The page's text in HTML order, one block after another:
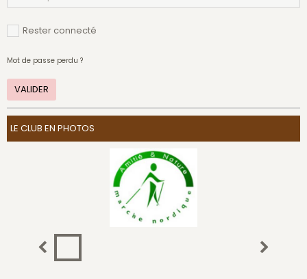
Rester connecté
Mot de passe perdu ?
VALIDER
LE CLUB EN PHOTOS